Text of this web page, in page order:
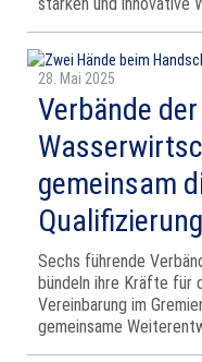
28. Mai 2025
Verbände
gemeinsam
Sechs führende
bündeln ihre Kräfte für
Vereinbarung im
gemeinsame